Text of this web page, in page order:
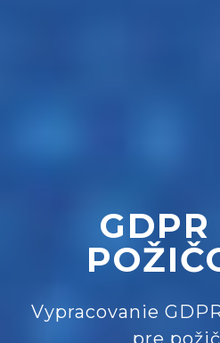
GDPR
Vypracovanie
pre